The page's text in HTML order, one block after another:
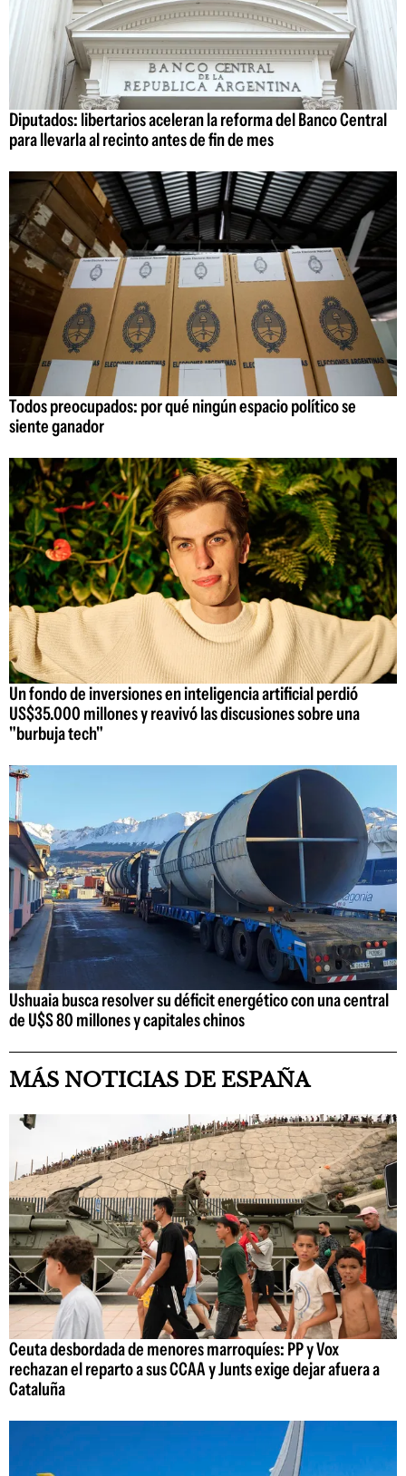
Diputados: libertarios aceleran la reforma del Banco Central
para llevarla al recinto antes de fin de mes
Todos preocupados: por qué ningún espacio político se
siente ganador
Un fondo de inversiones en inteligencia artificial perdió
US$35.000 millones y reavivó las discusiones sobre una
"burbuja tech"
Ushuaia busca resolver su déficit energético con una central
de U$S 80 millones y capitales chinos
MÁS NOTICIAS DE ESPAÑA
Ceuta desbordada de menores marroquíes: PP y Vox
rechazan el reparto a sus CCAA y Junts exige dejar afuera a
Cataluña